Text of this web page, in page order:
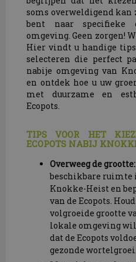
soms overweldigend kan
bent naar
omgeving. Geen zorgen!
Hier vindt u handige tips
selecteren die perfect
nabije omgeving van
en ontdek hoe u uw
met duurzame en
Ecopots.
TIPS VOOR HET
ECOPOTS NABIJ
Overweeg de grootte:
beschikbare ruimte
Knokke-Heist en
van de Ecopots.
volgroeide grootte
lokale omgeving
dat de Ecopots
gezonde wortelgroei.